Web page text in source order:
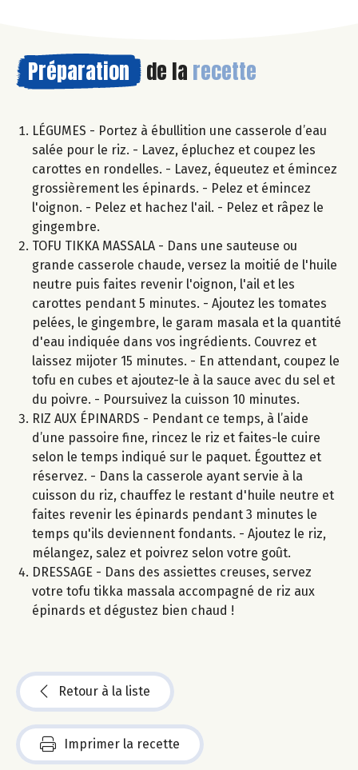
Préparation de la recette
LÉGUMES - Portez à ébullition une casserole d’eau
salée pour le riz. - Lavez, épluchez et coupez les
carottes en rondelles. - Lavez, équeutez et émincez
grossièrement les épinards. - Pelez et émincez
l'oignon. - Pelez et hachez l'ail. - Pelez et râpez le
gingembre.
TOFU TIKKA MASSALA - Dans une sauteuse ou
grande casserole chaude, versez la moitié de l'huile
neutre puis faites revenir l'oignon, l'ail et les
carottes pendant 5 minutes. - Ajoutez les tomates
pelées, le gingembre, le garam masala et la quantité
d'eau indiquée dans vos ingrédients. Couvrez et
laissez mijoter 15 minutes. - En attendant, coupez le
tofu en cubes et ajoutez-le à la sauce avec du sel et
du poivre. - Poursuivez la cuisson 10 minutes.
RIZ AUX ÉPINARDS - Pendant ce temps, à l’aide
d’une passoire fine, rincez le riz et faites-le cuire
selon le temps indiqué sur le paquet. Égouttez et
réservez. - Dans la casserole ayant servie à la
cuisson du riz, chauffez le restant d'huile neutre et
faites revenir les épinards pendant 3 minutes le
temps qu'ils deviennent fondants. - Ajoutez le riz,
mélangez, salez et poivrez selon votre goût.
DRESSAGE - Dans des assiettes creuses, servez
votre tofu tikka massala accompagné de riz aux
épinards et dégustez bien chaud !
Retour à la liste
Imprimer la recette